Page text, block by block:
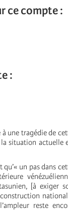
ce compte :
:
une tragédie de
situation actuelle
un pas dans
[à exiger
reste